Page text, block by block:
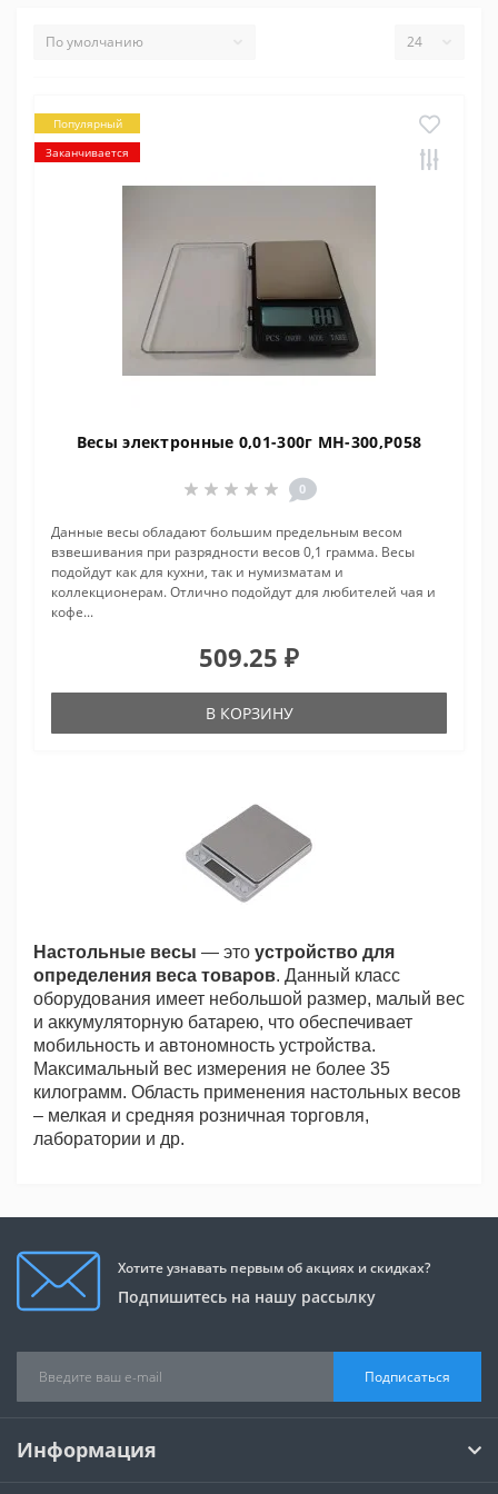
Популярный
Заканчивается
Весы электронные 0,01-300г MH-300,P058
0
Данные весы обладают большим предельным весом
взвешивания при разрядности весов 0,1 грамма. Весы
подойдут как для кухни, так и нумизматам и
коллекционерам. Отлично подойдут для любителей чая и
кофе...
509.25 ₽
В КОРЗИНУ
Настольные весы — это устройство для
определения веса товаров. Данный класс
оборудования имеет небольшой размер, малый вес
и аккумуляторную батарею, что обеспечивает
мобильность и автономность устройства.
Максимальный вес измерения не более 35
килограмм. Область применения настольных весов
– мелкая и средняя розничная торговля,
лаборатории и др.
Хотите узнавать первым об акциях и скидках?
Подпишитесь на нашу рассылку
Подписаться
Информация